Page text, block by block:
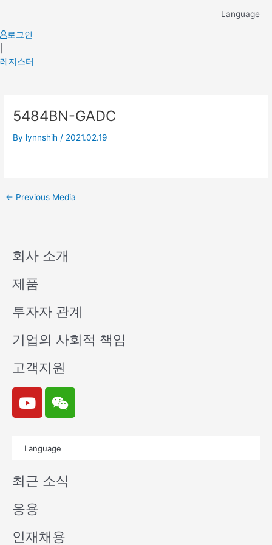
content
Language
로그인
레지스터
5484BN-GADC
By lynnshih / 2021.02.19
navigation
← Previous Media
회사 소개
제품
투자자 관계
기업의 사회적 책임
고객지원
Y
o
u
e
W
e
i
n
Language
최근 소식
응용
인재채용